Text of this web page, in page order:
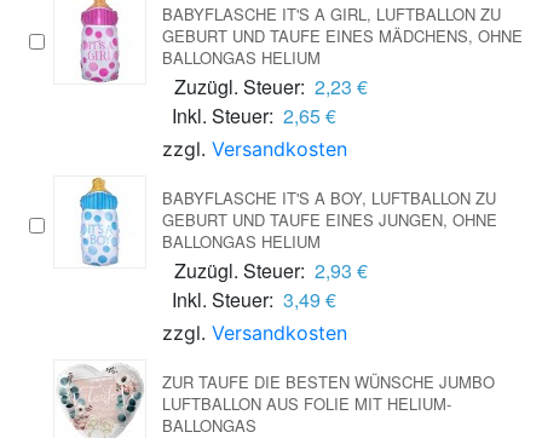
BABYFLASCHE IT'S A GIRL, LUFTBALLON ZU
GEBURT UND TAUFE EINES MÄDCHENS, OHNE
BALLONGAS HELIUM
Zuzügl. Steuer: 2,23 €
Inkl. Steuer: 2,65 €
zzgl. Versandkosten
BABYFLASCHE IT'S A BOY, LUFTBALLON ZU
GEBURT UND TAUFE EINES JUNGEN, OHNE
BALLONGAS HELIUM
Zuzügl. Steuer: 2,93 €
Inkl. Steuer: 3,49 €
zzgl. Versandkosten
ZUR TAUFE DIE BESTEN WÜNSCHE JUMBO
LUFTBALLON AUS FOLIE MIT HELIUM-
BALLONGAS